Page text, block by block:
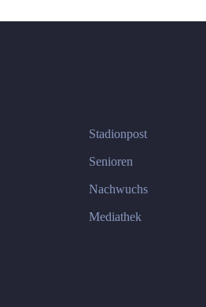
Stadionpost
Senioren
Nachwuchs
Mediathek